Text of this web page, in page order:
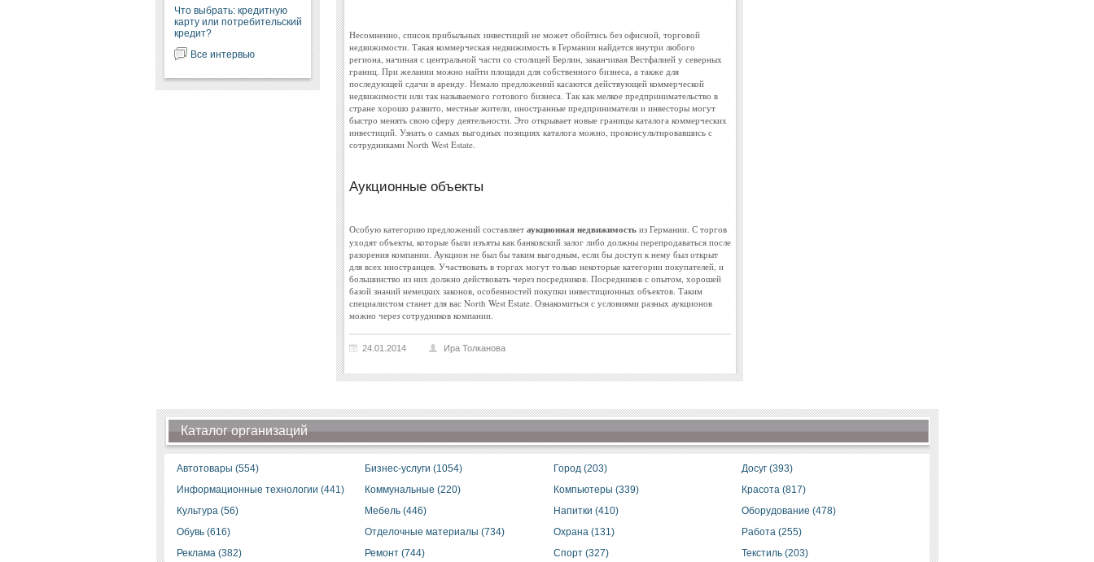
Что выбрать: кредитную
карту или потребительский
кредит?
Все интервью
Несомненно, список прибыльных инвестиций не может обойтись без офисной, торговой
недвижимости. Такая коммерческая недвижимость в Германии найдется внутри любого
региона, начиная с центральной части со столицей Берлин, заканчивая Вестфалией у северных
границ. При желании можно найти площади для собственного бизнеса, а также для
последующей сдачи в аренду. Немало предложений касаются действующей коммерческой
недвижимости или так называемого готового бизнеса. Так как мелкое предпринимательство в
стране хорошо развито, местные жители, иностранные предприниматели и инвесторы могут
быстро менять свою сферу деятельности. Это открывает новые границы каталога коммерческих
инвестиций. Узнать о самых выгодных позициях каталога можно, проконсультировавшись с
сотрудниками North West Estate.
Аукционные объекты
Особую категорию предложений составляет аукционная недвижимостьиз Германии. С торгов
уходят объекты, которые были изъяты как банковский залог либо должны перепродаваться после
разорения компании. Аукцион не был бы таким выгодным, если бы доступ к нему был открыт
для всех иностранцев. Участвовать в торгах могут только некоторые категории покупателей, и
большинство из них должно действовать через посредников. Посредников с опытом, хорошей
базой знаний немецких законов, особенностей покупки инвестиционных объектов. Таким
специалистом станет для вас North West Estate. Ознакомиться с условиями разных аукционов
можно через сотрудников компании.
24.01.2014 Ира Толканова
Каталог организаций
Автотовары (554) Бизнес-услуги (1054) Город (203)
Досуг (393)
Информационные технологии (441)
Коммунальные (220) Компьютеры (339)
Красота (817)
Культура (56)
Мебель (446) Напитки (410)
Оборудование (478)
Обувь (616)
Отделочные материалы (734) Охрана (131)
Работа (255)
Реклама (382)
Ремонт (744) Спорт (327) Текстиль (203)